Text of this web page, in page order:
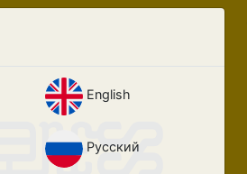
English
Русский